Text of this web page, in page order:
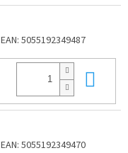
EAN: 5055192349487
EAN: 5055192349470